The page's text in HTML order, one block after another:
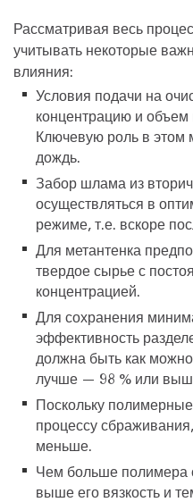
Рассматривая весь
учитывать некоторые
влияния:
Условия подачи на
концентрацию и
Ключевую роль в этом
дождь.
Забор шлама из
осуществляться в
режиме, т.е. вскоре
Для метантенка
твердое сырье с
концентрацией.
Для сохранения
эффективность
должна быть как
лучше — 98 % или
Поскольку
процессу
меньше.
Чем больше полимера
выше его вязкость и